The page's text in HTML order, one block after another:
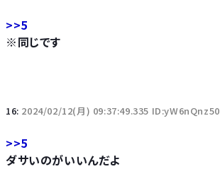
>>5
※同じです
16: 2024/02/12(月) 09:37:49.335 ID:yW6nQnz50
>>5
ダサいのがいいんだよ